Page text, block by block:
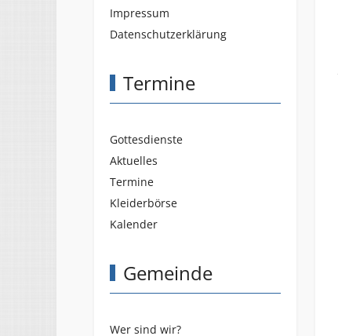
Impressum
Datenschutzerklärung
Termine
Gottesdienste
Aktuelles
Termine
Kleiderbörse
Kalender
Gemeinde
Wer sind wir?